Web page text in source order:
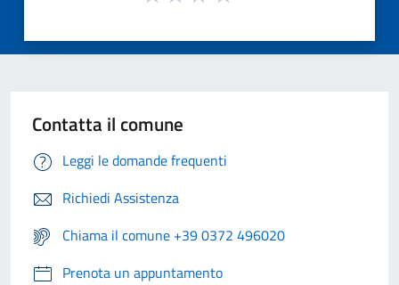
Contatta il comune
Leggi le domande frequenti
Richiedi Assistenza
Chiama il comune +39 0372 496020
Prenota un appuntamento